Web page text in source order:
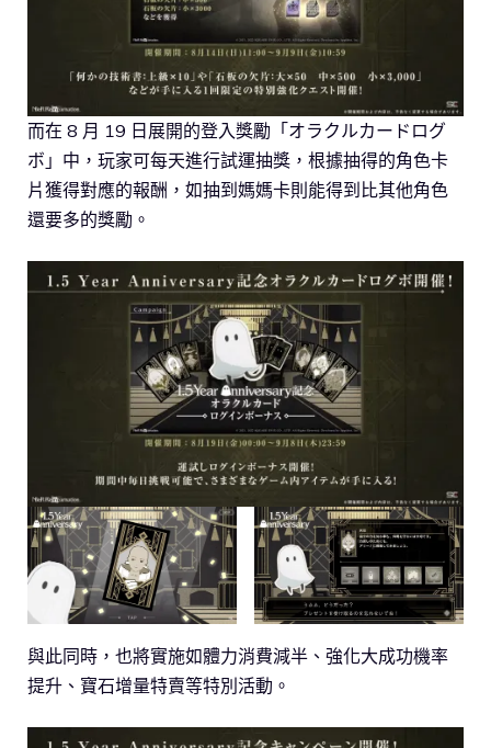
而在 8 月 19 日展開的登入獎勵「オラクルカードログ
ボ」中，玩家可每天進行試運抽獎，根據抽得的角色卡
片獲得對應的報酬，如抽到媽媽卡則能得到比其他角色
還要多的獎勵。
與此同時，也將實施如體力消費減半、強化大成功機率
提升、寶石增量特賣等特別活動。